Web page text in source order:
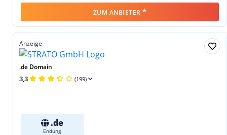
ZUM ANBIETER *
Anzeige
.de Domain
3,3 (199)
.de
Endung